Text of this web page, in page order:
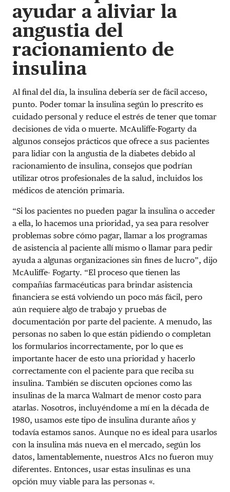
ayudar a aliviar la
angustia del
racionamiento de
insulina
Al final del día, la insulina debería ser de fácil acceso,
punto. Poder tomar la insulina según lo prescrito es
cuidado personal y reduce el estrés de tener que tomar
decisiones de vida o muerte. McAuliffe-Fogarty da
algunos consejos prácticos que ofrece a sus pacientes
para lidiar con la angustia de la diabetes debido al
racionamiento de insulina, consejos que podrían
utilizar otros profesionales de la salud, incluidos los
médicos de atención primaria.
“Si los pacientes no pueden pagar la insulina o acceder
a ella, lo hacemos una prioridad, ya sea para resolver
problemas sobre cómo pagar, llamar a los programas
de asistencia al paciente allí mismo o llamar para pedir
ayuda a algunas organizaciones sin fines de lucro”, dijo
McAuliffe- Fogarty. “El proceso que tienen las
compañías farmacéuticas para brindar asistencia
financiera se está volviendo un poco más fácil, pero
aún requiere algo de trabajo y pruebas de
documentación por parte del paciente. A menudo, las
personas no saben lo que están pidiendo o completan
los formularios incorrectamente, por lo que es
importante hacer de esto una prioridad y hacerlo
correctamente con el paciente para que reciba su
insulina. También se discuten opciones como las
insulinas de la marca Walmart de menor costo para
atarlas. Nosotros, incluyéndome a mí en la década de
1980, usamos este tipo de insulina durante años y
todavía estamos sanos. Aunque no es ideal para usarlos
con la insulina más nueva en el mercado, según los
datos, lamentablemente, nuestros A1cs no fueron muy
diferentes. Entonces, usar estas insulinas es una
opción muy viable para las personas «.